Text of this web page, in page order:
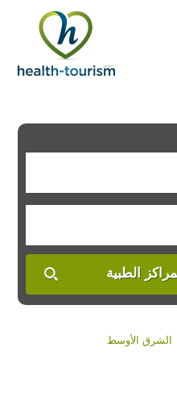
includes
system.
الطبية
الشرق الأوسط